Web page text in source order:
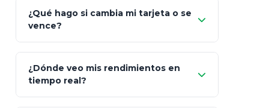
¿Qué hago si cambia mi tarjeta o se
vence?
"Link
de Cobro Seguro"
¿Dónde veo mis rendimientos en
tiempo real?